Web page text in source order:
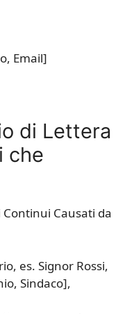
Email]
di Lettera
che
Causati da
es. Signor Rossi,
Sindaco],